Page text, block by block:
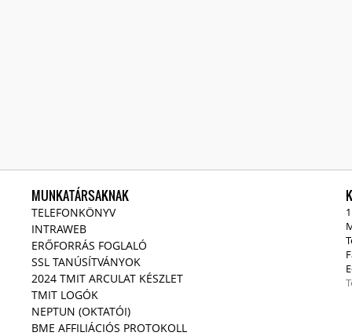
MUNKATÁRSAKNAK
TELEFONKÖNYV
INTRAWEB
ERŐFORRÁS FOGLALÓ
SSL TANÚSÍTVÁNYOK
2024 TMIT ARCULAT KÉSZLET
TMIT LOGÓK
NEPTUN (OKTATÓI)
BME AFFILIÁCIÓS PROTOKOLL